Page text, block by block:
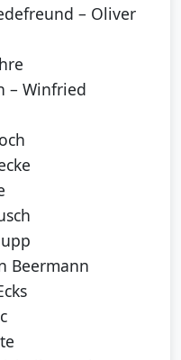
– Oliver
– Winfried
Beermann